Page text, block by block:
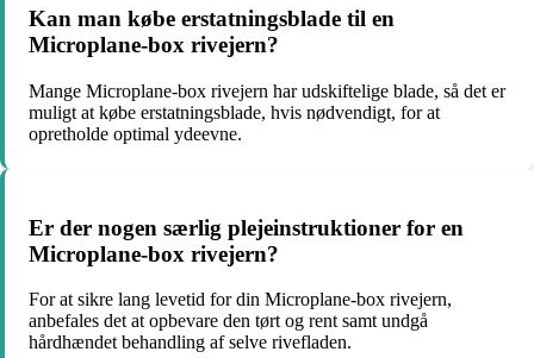
Kan man købe erstatningsblade til en
Microplane-box rivejern?
Mange Microplane-box rivejern har udskiftelige blade, så det er
muligt at købe erstatningsblade, hvis nødvendigt, for at
opretholde optimal ydeevne.
Er der nogen særlig plejeinstruktioner for en
Microplane-box rivejern?
For at sikre lang levetid for din Microplane-box rivejern,
anbefales det at opbevare den tørt og rent samt undgå
hårdhændet behandling af selve rivefladen.